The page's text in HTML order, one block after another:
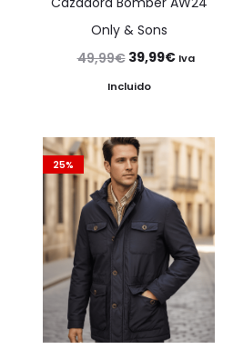
Only & Sons
49,99€ El
precio
era:
49,99€.
39,99€El
es:
39,99€.
Iva
Incluido
25%